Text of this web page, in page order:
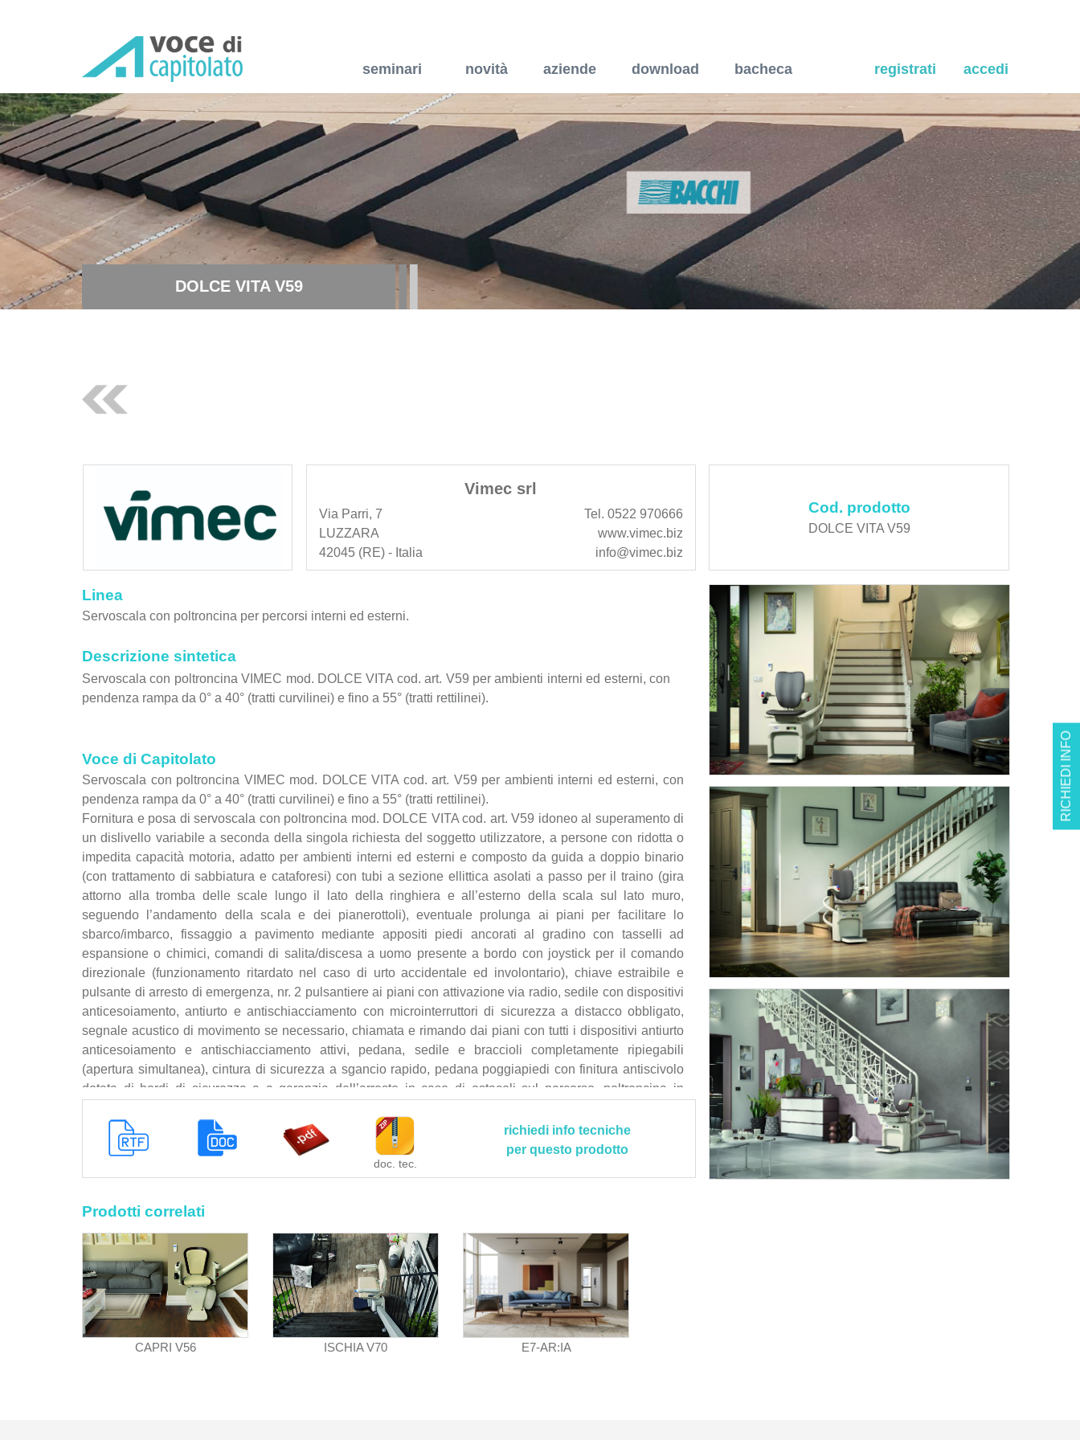
seminari novità aziende download bacheca registrati accedi
RICHIEDI INFO
DOLCE VITA V59
Vimec srl
Via Parri, 7
LUZZARA
42045 (RE) - Italia
Tel. 0522 970666
www.vimec.biz
info@vimec.biz
Cod. prodotto
DOLCE VITA V59
Linea
Servoscala con poltroncina per percorsi interni ed esterni.
Descrizione sintetica
Servoscala con poltroncina VIMEC mod. DOLCE VITA cod. art. V59 per ambienti interni ed esterni, con
pendenza rampa da 0° a 40° (tratti curvilinei) e fino a 55° (tratti rettilinei).
Voce di Capitolato
Servoscala con poltroncina VIMEC mod. DOLCE VITA cod. art. V59 per ambienti interni ed esterni, con
pendenza rampa da 0° a 40° (tratti curvilinei) e fino a 55° (tratti rettilinei).
Fornitura e posa di servoscala con poltroncina mod. DOLCE VITA cod. art. V59 idoneo al superamento di
un dislivello variabile a seconda della singola richiesta del soggetto utilizzatore, a persone con ridotta o
impedita capacità motoria, adatto per ambienti interni ed esterni e composto da guida a doppio binario
(con trattamento di sabbiatura e cataforesi) con tubi a sezione ellittica asolati a passo per il traino (gira
attorno alla tromba delle scale lungo il lato della ringhiera e all’esterno della scala sul lato muro,
seguendo l’andamento della scala e dei pianerottoli), eventuale prolunga ai piani per facilitare lo
sbarco/imbarco, fissaggio a pavimento mediante appositi piedi ancorati al gradino con tasselli ad
espansione o chimici, comandi di salita/discesa a uomo presente a bordo con joystick per il comando
direzionale (funzionamento ritardato nel caso di urto accidentale ed involontario), chiave estraibile e
pulsante di arresto di emergenza, nr. 2 pulsantiere ai piani con attivazione via radio, sedile con dispositivi
anticesoiamento, antiurto e antischiacciamento con microinterruttori di sicurezza a distacco obbligato,
segnale acustico di movimento se necessario, chiamata e rimando dai piani con tutti i dispositivi antiurto
anticesoiamento e antischiacciamento attivi, pedana, sedile e braccioli completamente ripiegabili
(apertura simultanea), cintura di sicurezza a sgancio rapido, pedana poggiapiedi con finitura antiscivolo
dotata di bordi di sicurezza a a garanzia dell’arresto in caso di ostacoli sul percorso, poltroncina in
con funzione antiblackout, dispositivo paracadute con intervento comandato da un limitatore di velocità,
interruttore di emergenza a riarmo manuale, fine-corsa elettrici di sicurezza a distacco obbligato.
Il prodotto deve avere le seguenti caratteristiche tecniche e applicative peculiari > portata utile: 130 kg;
riduzione di velocità in prossimità delle curve (velocità massima e minima programmabile in fase di
40° (tratti curvilinei), fino a 55° (tratti rettilinei); dimensioni della guida: 30 mm (largh) x 50 mm (h); distanza
lato esterno scala: 130 mm; ingombro macchina con la pedana chiusa: 445 mm; ingombro macchina con
la pedana aperta: 720 mm; distanza tra la pedana ed il sedile: 530 mm; distanza verticale tra la pedana e
la parte superiore dello schienale: 1.080 mm; larghezza massima schienale: 380 mm; distanza esterna tra
i braccioli: 600 mm; distanza tra lo schienale ed il muro: 195 mm; profondità del sedile: 365 mm; distanza
tra la parte superiore della pedana ed il pavimento: 90 mm; larghezza minima scala: 770 mm con guida
doc. tec.
richiedi info tecniche
per questo prodotto
Prodotti correlati
CAPRI V56 ISCHIA V70 E7-AR:IA